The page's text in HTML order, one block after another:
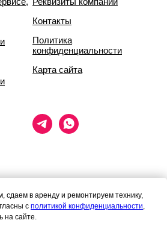
Контакты
Политика
конфиденциальности
Карта сайта
при каких условиях
и цены, размещённые на сайте, не
сдаем в аренду и ремонтируем технику,
с политикой конфиденциальности,
на сайте.